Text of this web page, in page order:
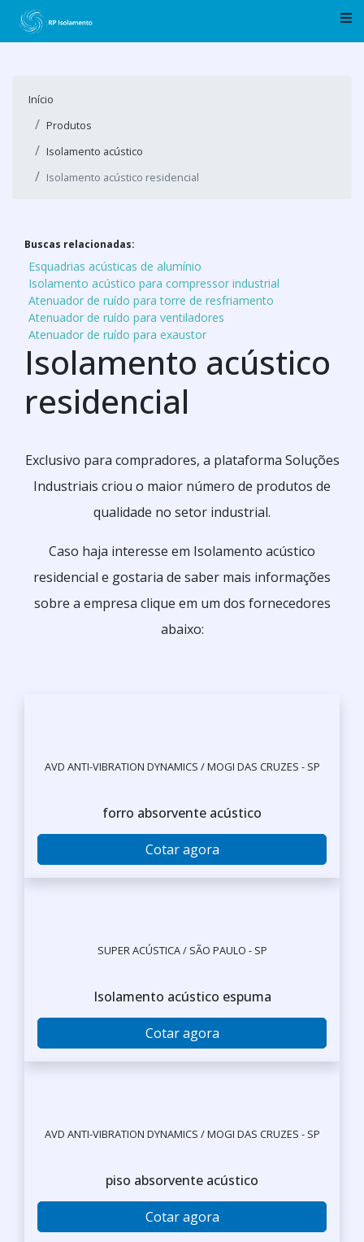
Início
Produtos
Isolamento acústico
Isolamento acústico residencial
Buscas relacionadas:
Esquadrias acústicas de alumínio
Isolamento acústico para compressor industrial
Atenuador de ruído para torre de resfriamento
Atenuador de ruído para ventiladores
Atenuador de ruído para exaustor
Isolamento acústico
residencial
Exclusivo para compradores, a plataforma Soluções
Industriais criou o maior número de produtos de
qualidade no setor industrial.
Caso haja interesse em Isolamento acústico
residencial e gostaria de saber mais informações
sobre a empresa clique em um dos fornecedores
abaixo:
AVD ANTI-VIBRATION DYNAMICS / MOGI DAS CRUZES - SP
forro absorvente acústico
Cotar agora
SUPER ACÚSTICA / SÃO PAULO - SP
Isolamento acústico espuma
Cotar agora
AVD ANTI-VIBRATION DYNAMICS / MOGI DAS CRUZES - SP
piso absorvente acústico
Cotar agora